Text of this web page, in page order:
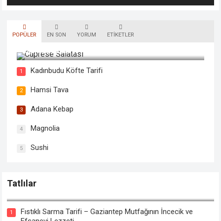
POPÜLER EN SON YORUM ETIKETLER
Caprese Salatası
1 Kadınbudu Köfte Tarifi
2 Hamsi Tava
3 Adana Kebap
4 Magnolia
5 Sushi
Tatlılar
1
Fıstıklı Sarma Tarifi – Gaziantep Mutfağının İncecik ve